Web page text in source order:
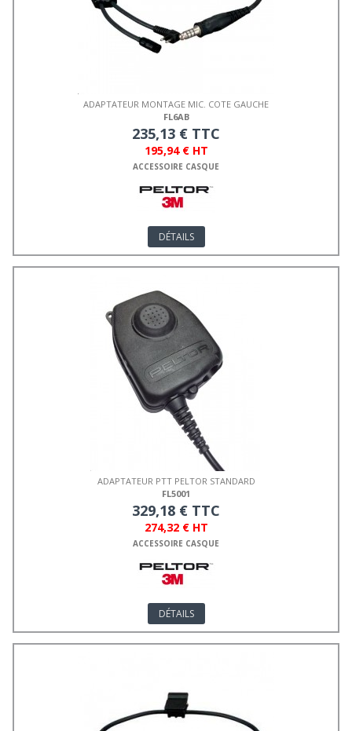
ADAPTATEUR MONTAGE MIC. COTE GAUCHE
FL6AB
235,13 € TTC
195,94 € HT
ACCESSOIRE CASQUE
DÉTAILS
ADAPTATEUR PTT PELTOR STANDARD
FL5001
329,18 € TTC
274,32 € HT
ACCESSOIRE CASQUE
DÉTAILS